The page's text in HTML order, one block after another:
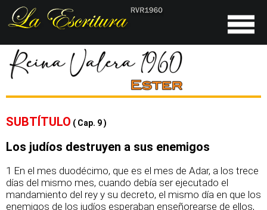
SUBTÍTULO ( Cap. 9 )
Los judíos destruyen a sus enemigos
1 En el mes duodécimo, que es el mes de Adar, a los trece
días del mismo mes, cuando debía ser ejecutado el
mandamiento del rey y su decreto, el mismo día en que los
enemigos de los judíos esperaban enseñorearse de ellos,